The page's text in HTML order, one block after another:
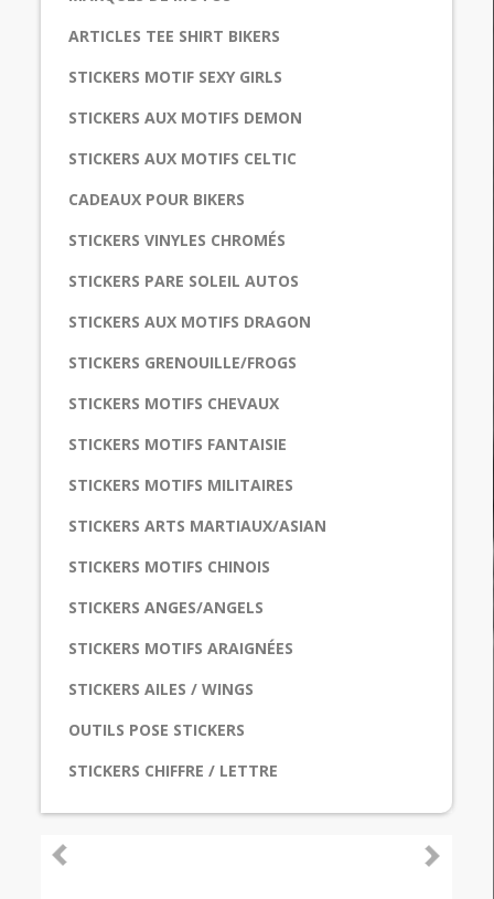
ARTICLES TEE SHIRT BIKERS
STICKERS MOTIF SEXY GIRLS
STICKERS AUX MOTIFS DEMON
STICKERS AUX MOTIFS CELTIC
CADEAUX POUR BIKERS
STICKERS VINYLES CHROMÉS
STICKERS PARE SOLEIL AUTOS
STICKERS AUX MOTIFS DRAGON
STICKERS GRENOUILLE/FROGS
STICKERS MOTIFS CHEVAUX
STICKERS MOTIFS FANTAISIE
STICKERS MOTIFS MILITAIRES
STICKERS ARTS MARTIAUX/ASIAN
STICKERS MOTIFS CHINOIS
STICKERS ANGES/ANGELS
STICKERS MOTIFS ARAIGNÉES
STICKERS AILES / WINGS
OUTILS POSE STICKERS
STICKERS CHIFFRE / LETTRE